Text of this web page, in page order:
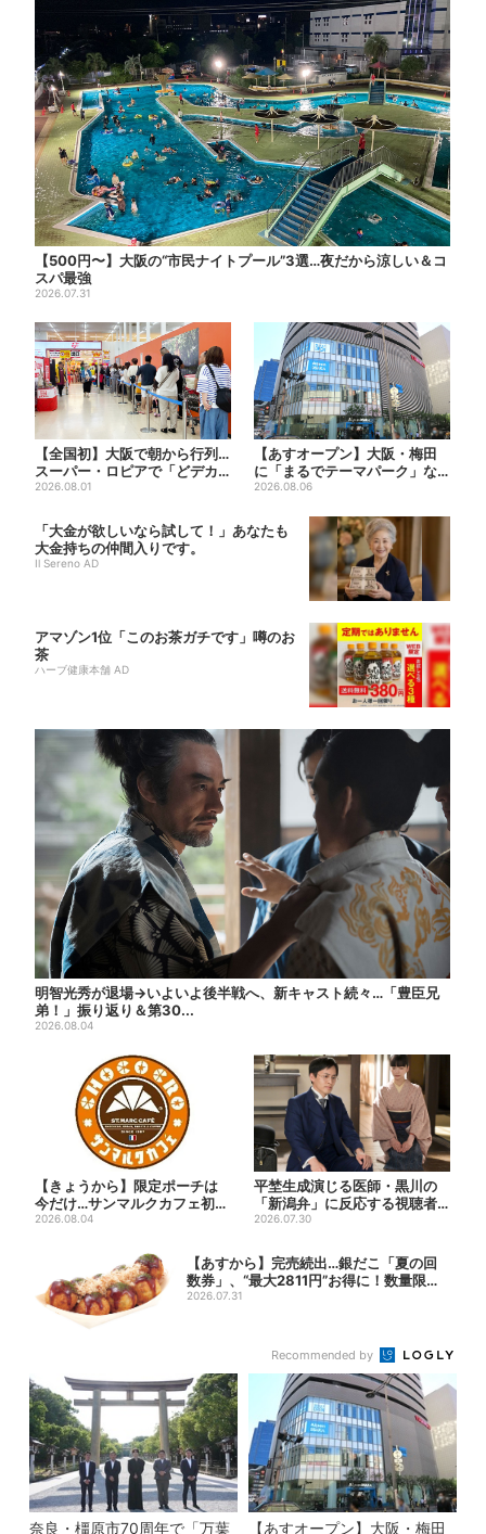
【500円〜】大阪の“市民ナイトプール”3選…夜だから涼しい＆コ
スパ最強
2026.07.31
【全国初】大阪で朝から行列…
スーパー・ロピアで「どデカ
抽選会」、開始30分で“1...
2026.08.01
【あすオープン】大阪・梅田
に「まるでテーマパーク」な
巨大スポーツ店、461ブラン...
2026.08.06
「大金が欲しいなら試して！」あなたも
大金持ちの仲間入りです。
Il Sereno AD
アマゾン1位「このお茶ガチです」噂のお
茶
ハーブ健康本舗 AD
明智光秀が退場→いよいよ後半戦へ、新キャスト続々…「豊臣兄
弟！」振り返り＆第30...
2026.08.04
【きょうから】限定ポーチは
今だけ…サンマルクカフェ初の
「夏福袋」、実質無料でレア...
2026.08.04
平埜生成演じる医師・黒川の
「新潟弁」に反応する視聴者
続出「グッときた」
2026.07.30
【あすから】完売続出…銀だこ「夏の回
数券」、“最大2811円”お得に！数量限定
で
2026.07.31
Recommended by
奈良・橿原市70周年で「万葉
【あすオープン】大阪・梅田